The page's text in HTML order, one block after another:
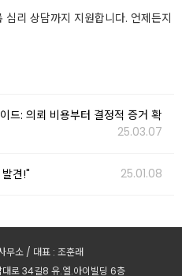
리 상담까지 지원합니다. 언제든지
드: 의뢰 비용부터 결정적 증거 확
25.03.07
견!" 25.01.08
무소 / 대표 : 조훈래
로 34길8 유.엘.아이빌딩 6층